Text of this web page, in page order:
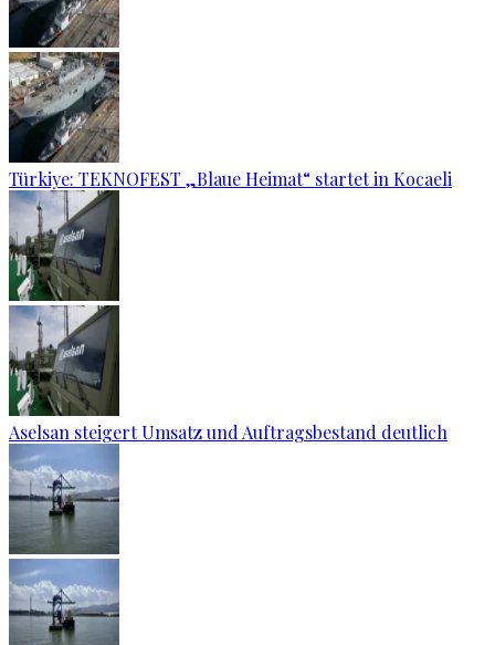
Türkiye: TEKNOFEST „Blaue Heimat“ startet in Kocaeli
Aselsan steigert Umsatz und Auftragsbestand deutlich